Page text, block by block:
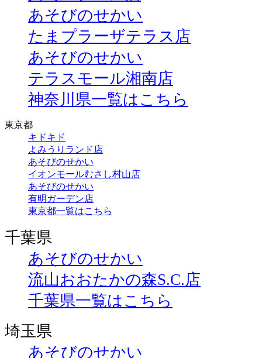
あそびのせかい
たまプラーザテラス店
あそびのせかい
テラスモール湘南店
神奈川県一覧はこちら
東京都
キドキド
よみうりランド店
あそびのせかい
イオンモールむさし村山店
あそびのせかい
有明ガーデン店
東京都一覧はこちら
千葉県
あそびのせかい
流山おおたかの森S.C.店
千葉県一覧はこちら
埼玉県
あそびのせかい